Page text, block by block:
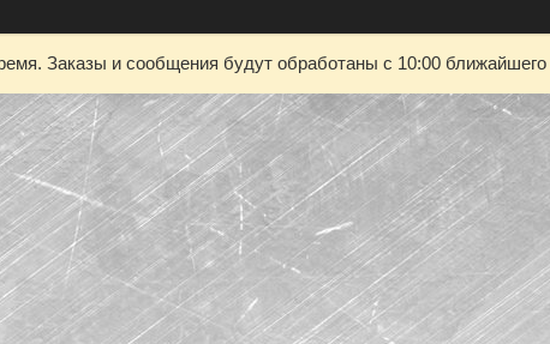
Заказы и сообщения будут обработаны с 10:00 ближайшего